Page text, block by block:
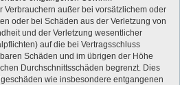
Verbrauchern außer bei vorsätzlichem oder
oder bei Schäden aus der Verletzung von
und der Verletzung wesentlicher
auf die bei Vertragsschluss
Schäden und im übrigen der Höhe
Durchschnittsschäden begrenzt. Dies
wie insbesondere entgangenen